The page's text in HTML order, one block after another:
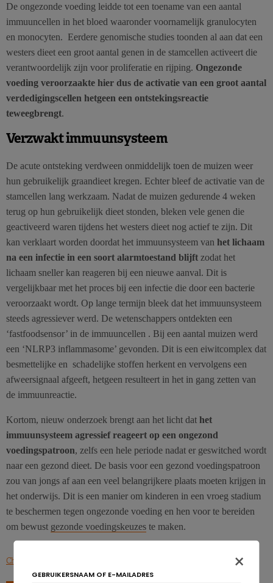
De ongezonde voeding leidde tot een toename van een aantal
immuuncellen in het bloed waaronder voornamelijk granulocyten
en monocyten. Eerdere genomische studies toonden al aan dat een
westers dieet een groot aantal genen in de stamcellen activeert die
verantwoordelijk zijn voor proliferatie en rijping. Ongezonde
voeding veroorzaakte hier dus de activatie van een groot aantal
verdedigingscellen hetgeen een ontstekingsreactie
teweegbrengt.
Verzwakt immuunsysteem
De acute ontsteking verdween onmiddelijk toen de muizen weer
hun gebruikelijk graandieet kregen. Echter bleef de activatie van de
stamcellen lang werkzaam. Nadat de muizen gedurende 4 weken
terug op hun gebruikelijk dieet stonden, bleken vele genen die
geactiveerd waren tijdens het westers dieet nog actief te zijn. Dit
kan verklaart worden doordat het immuunsysteem van het lichaam
na een infectie in een soort alarmtoestand blijft zodat het
lichaam sneller kan reageren bij een nieuwe aanval. Dit is
vergelijkbaar met het proces bij een infectie die door een bacterie
veroorzaakt wordt. Op lange termijn bleek dat het immuunsysteem
steeds agressiever werd. De wetenschappers ontdekten een
‘fastfoodsensor’ in de immuuncellen . Bij een aantal muizen werd
een ‘NLRP3 inflammasome’ gevonden. Dit is een eiwitcomplex dat
besmettelijke en schadelijke stoffen herkent en vervolgens een
afweersignaal afgeeft, hetgeen resulteert in het in gang zetten van
de immuunreactie.
Kortom, nieuw onderzoek brengt aan het licht dat het
immuunsysteem agressief reageert op een ongezond
voedingspatroon, zelfs een hele periode nadat er geswitched wordt
naar een gezond dieet. De basis voor een gezond voedingspatroon
zou van jongs af aan een veel belangrijkere plaats moeten krijgen in
het onderwijs. Dit is een manier om kinderen in een vroeg stadium
te beschermen tegen ongezonde voeding en hen voor te bereiden
om bewust gezonde voedingskeuzes te maken.
Christ A et al. Cell. First published January 11, 2018. ×
GEBRUIKERSNAAM OF E-MAILADRES